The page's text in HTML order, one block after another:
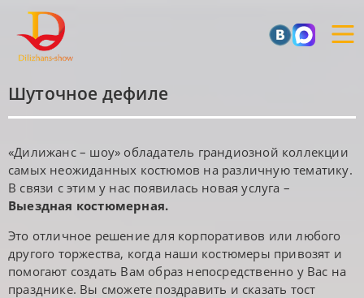
Шуточное дефиле
«Дилижанс – шоу» обладатель грандиозной коллекции
самых неожиданных костюмов на различную тематику.
В связи с этим у нас появилась новая услуга –
Выездная костюмерная.
Это отличное решение для корпоративов или любого
другого торжества, когда наши костюмеры привозят и
помогают создать Вам образ непосредственно у Вас на
празднике. Вы сможете поздравить и сказать тост